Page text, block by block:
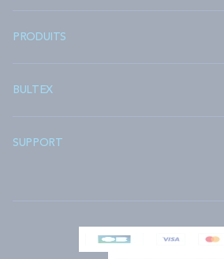
PRODUITS
BULTEX
SUPPORT